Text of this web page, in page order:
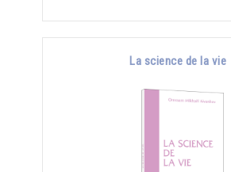
La science de la vie